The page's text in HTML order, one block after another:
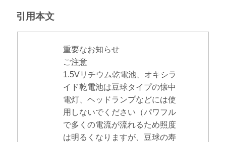
引用本文
重要なお知らせ
ご注意
1.5Vリチウム乾電池、オキシラ
イド乾電池は豆球タイプの懐中
電灯、ヘッドランプなどには使
用しないでください（パワフル
で多くの電流が流れるため照度
は明るくなりますが、豆球の寿